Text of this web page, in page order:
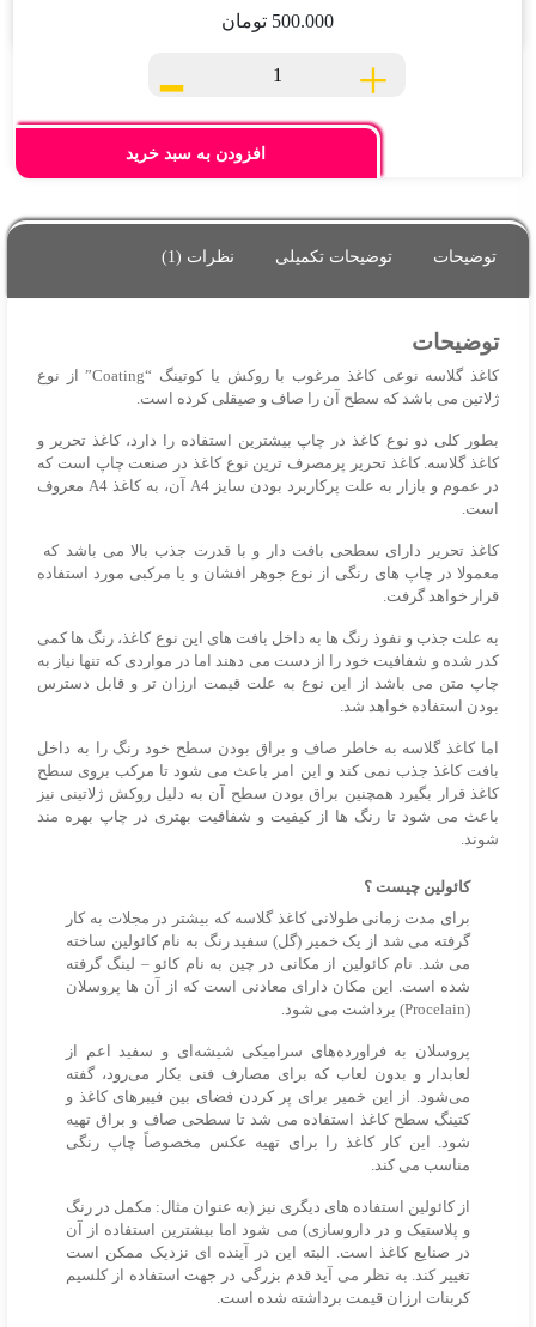
500.000 تومان
-
کاغذ
20*30
براق
۹۰گرم
خوشنویسی
عدد
+
افزودن به سبد خرید
توضیحات توضیحات تکمیلی نظرات (1)
توضیحات
کاغذ گلاسه نوعی کاغذ مرغوب با روکش یا کوتینگ “Coating” از نوع
ژلاتین می باشد که سطح آن را صاف و صیقلی کرده است.
بطور کلی دو نوع کاغذ در چاپ بیشترین استفاده را دارد، کاغذ تحریر و
کاغذ گلاسه. کاغذ تحریر پرمصرف ترین نوع کاغذ در صنعت چاپ است که
در عموم و بازار به علت پرکاربرد بودن سایز A4 آن، به کاغذ A4 معروف
است.
کاغذ تحریر دارای سطحی بافت دار و با قدرت جذب بالا می باشد که
معمولا در چاپ های رنگی از نوع جوهر افشان و یا مرکبی مورد استفاده
قرار خواهد گرفت.
به علت جذب و نفوذ رنگ ها به داخل بافت های این نوع کاغذ، رنگ ها کمی
کدر شده و شفافیت خود را از دست می دهند اما در مواردی که تنها نیاز به
چاپ متن می باشد از این نوع به علت قیمت ارزان تر و قابل دسترس
بودن استفاده خواهد شد.
اما کاغذ گلاسه به خاطر صاف و براق بودن سطح خود رنگ را به داخل
بافت کاغذ جذب نمی کند و این امر باعث می شود تا مرکب بروی سطح
کاغذ قرار بگیرد همچنین براق بودن سطح آن به دلیل روکش ژلاتینی نیز
باعث می شود تا رنگ ها از کیفیت و شفافیت بهتری در چاپ بهره مند
شوند.
کائولین چیست ؟
برای مدت زمانی طولانی کاغذ گلاسه که بیشتر در مجلات به کار
گرفته می شد از یک خمیر (گل) سفید رنگ به نام کائولین ساخته
می شد. نام کائولین از مکانی در چین به نام کائو – لینگ گرفته
شده است. این مکان دارای معادنی است که از آن ها پروسلان
(Procelain) برداشت می شود.
پروسلان به فراورده‌های سرامیکی شیشه‌ای و سفید اعم از
لعابدار و بدون لعاب که برای مصارف فنی بکار می‌رود، گفته
می‌شود. از این خمیر برای پر کردن فضای بین فیبرهای کاغذ و
کتینگ سطح کاغذ استفاده می شد تا سطحی صاف و براق تهیه
شود. این کار کاغذ را برای تهیه عکس مخصوصاً چاپ رنگی
مناسب می کند.
از کائولین استفاده های دیگری نیز (به عنوان مثال: مکمل در رنگ
و پلاستیک و در داروسازی) می شود اما بیشترین استفاده از آن
در صنایع کاغذ است. البته این در آینده ای نزدیک ممکن است
تغییر کند. به نظر می آید قدم بزرگی در جهت استفاده از کلسیم
کربنات ارزان قیمت برداشته شده است.